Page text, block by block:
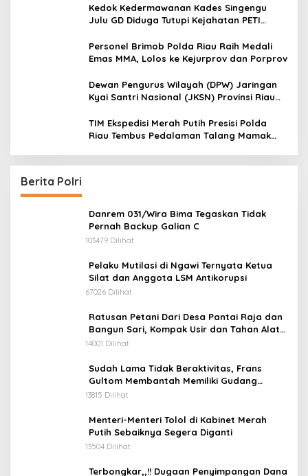
Jalan Tanjung Datuk
Kedok Kedermawanan Kades Singengu
Julu GD Diduga Tutupi Kejahatan PETI
Personel Brimob Polda Riau Raih Medali
Emas MMA, Lolos ke Kejurprov dan Porprov
Dewan Pengurus Wilayah (DPW) Jaringan
Kyai Santri Nasional (JKSN) Provinsi Riau
audiensi ke Badan Kesatuan Bangsa dan
Politik (Kesbangpol) Provinsi Riau
TIM Ekspedisi Merah Putih Presisi Polda
Riau Tembus Pedalaman Talang Mamak
Berita Polri
Danrem 031/Wira Bima Tegaskan Tidak
Pernah Backup Galian C
103479 Dilihat
Pelaku Mutilasi di Ngawi Ternyata Ketua
Silat dan Anggota LSM Antikorupsi
67026 Dilihat
Ratusan Petani Dari Desa Pantai Raja dan
Bangun Sari, Kompak Usir dan Tahan Alat
Berat Milik Hanafi Cs.
14001 Dilihat
Sudah Lama Tidak Beraktivitas, Frans
Gultom Membantah Memiliki Gudang
Penimbunan BBM
13815 Dilihat
Menteri-Menteri Tolol di Kabinet Merah
Putih Sebaiknya Segera Diganti
13504 Dilihat
Terbongkar,,!! Dugaan Penyimpangan Dana